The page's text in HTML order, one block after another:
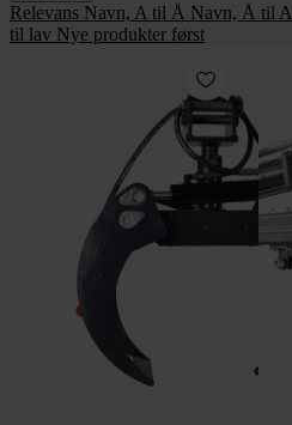
Relevans Navn, A til Å Navn, Å til A
til lav Nye produkter først